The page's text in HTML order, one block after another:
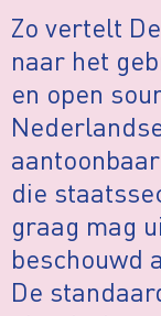
Zo vertelt
naar het
en open
die
graag mag
beschouwd
De